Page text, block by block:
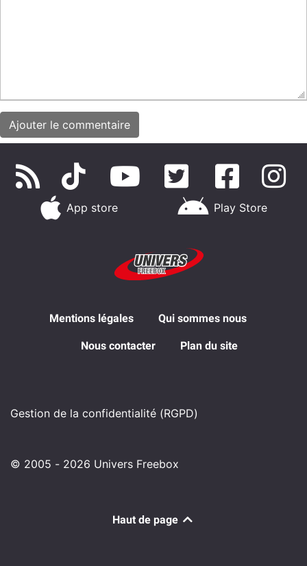
App store Play Store
Mentions légales Qui sommes nous
Nous contacter Plan du site
Gestion de la confidentialité (RGPD)
© 2005 - 2026 Univers Freebox
Haut de page